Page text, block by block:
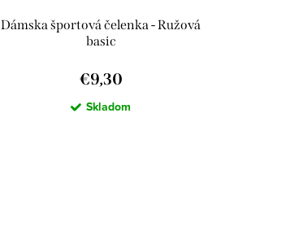
Dámska športová čelenka - Ružová
basic
€9,30
Skladom